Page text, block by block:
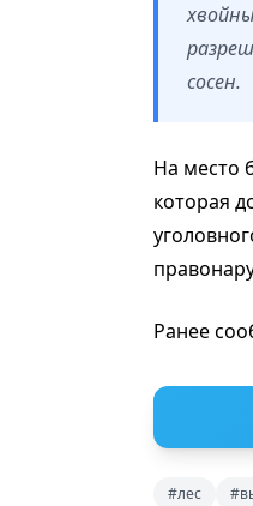
сосен.
На место
которая
Ранее
#лес